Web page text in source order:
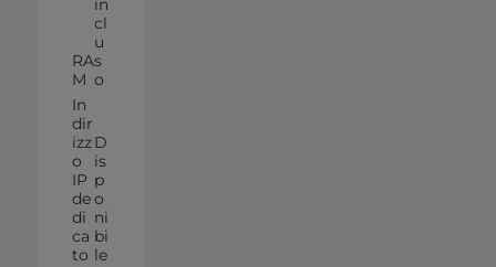
RA
M
in
cl
u
s
o
In
dir
izz
o
IP
de
di
ca
to
D
is
p
o
ni
bi
le